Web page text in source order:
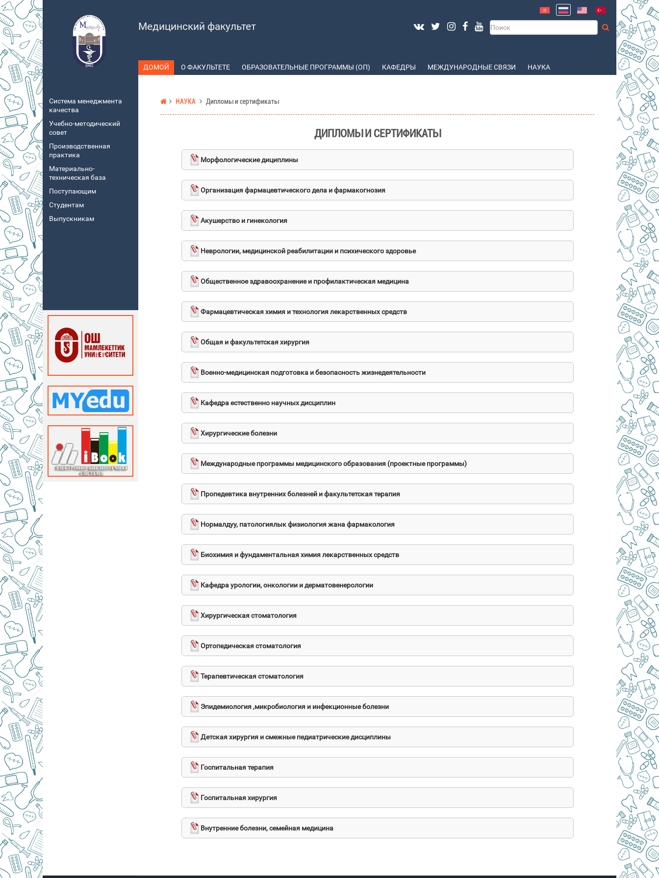
Медицинский факультет
ДОМОЙ О ФАКУЛЬТЕТЕ ОБРАЗОВАТЕЛЬНЫЕ ПРОГРАММЫ (ОП) КАФЕДРЫ МЕЖДУНАРОДНЫЕ СВЯЗИ НАУКА
Система менеджмента
качества
Учебно-методический
совет
Производственная
практика
Материально-
техническая база
Поступающим
Студентам
Выпускникам
НАУКА Дипломы и сертификаты
ДИПЛОМЫ И СЕРТИФИКАТЫ
Морфологические дициплины
Организация фармацевтического дела и фармакогнозия
Акушерство и гинекология
Неврологии, медицинской реабилитации и психического здоровье
Общественное здравоохранение и профилактическая медицина
Фармацевтическая химия и технология лекарственных средств
Общая и факультетская хирургия
Военно-медицинская подготовка и безопасность жизнедеятельности
Кафедра естественно научных дисциплин
Хирургические болезни
Международные программы медицинского образования (проектные программы)
Пропедевтика внутренних болезней и факультетская терапия
Нормалдуу, патологиялык физиология жана фармакология
Биохимия и фундаментальная химия лекарственных средств
Кафедра урологии, онкологии и дерматовенерологии
Хирургическая стоматология
Ортопедическая стоматология
Терапевтическая стоматология
Эпидемиология ,микробиология и инфекционные болезни
Детская хирургия и смежные педиатрические дисциплины
Госпитальная терапия
Госпитальная хирургия
Внутренние болезни, семейная медицина